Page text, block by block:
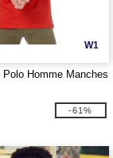
W1
Polo Homme Manches
-61%